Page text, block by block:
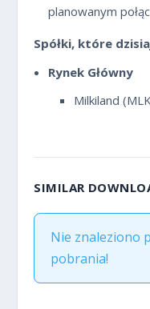
planowanym
Spółki, które
Rynek Główny
Milkiland
SIMILAR
Nie znaleziono
pobrania!